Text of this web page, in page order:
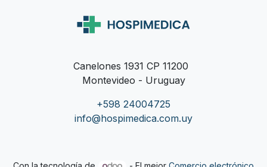
Canelones 1931 CP 11200
Montevideo - Uruguay
+598 24004725
info@hospimedica.com.uy